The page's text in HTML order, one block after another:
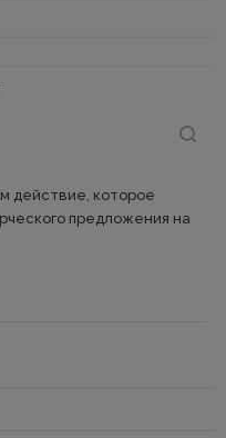
действие, которое
предложения на